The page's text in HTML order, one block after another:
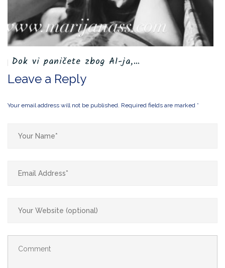
Dok vi paničete zbog AI-ja,…
Leave a Reply
Your email address will not be published. Required fields are marked *